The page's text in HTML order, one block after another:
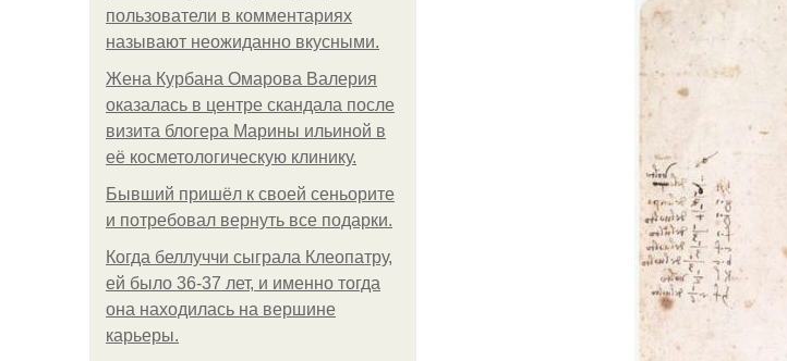
пользователи в комментариях
называют неожиданно вкусными.
Жена Курбана Омарова Валерия
оказалась в центре скандала после
визита блогера Марины ильиной в
её косметологическую клинику.
Бывший пришёл к своей сеньорите
и потребовал вернуть все подарки.
Когда беллуччи сыграла Клеопатру,
ей было 36-37 лет, и именно тогда
она находилась на вершине
карьеры.